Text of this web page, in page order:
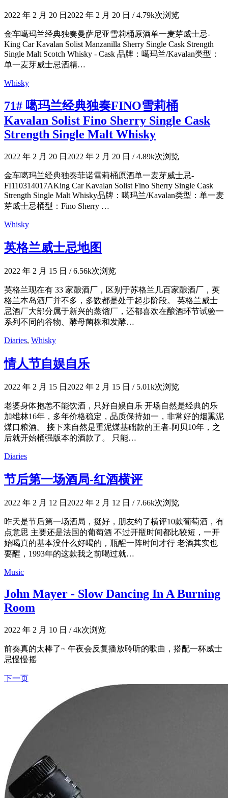
2022 年 2 月 20 日 2022 年 2 月 20 日 /4.79k次浏览
金车噶玛兰经典独奏曼萨尼亚雪莉桶原酒单一麦芽威士忌-
King Car Kavalan Solist Manzanilla Sherry Single Cask Strength
Single Malt Scotch Whisky - Cask 品牌：噶玛兰/Kavalan类型：
单一麦芽威士忌酒精…
Whisky
71# 噶玛兰经典独奏FINO雪莉桶
Kavalan Solist Fino Sherry Single Cask
Strength Single Malt Whisky
2022 年 2 月 20 日 2022 年 2 月 20 日 /4.89k次浏览
金车噶玛兰经典独奏菲诺雪莉桶原酒单一麦芽威士忌-
FI110314017AKing Car Kavalan Solist Fino Sherry Single Cask
Strength Single Malt Whisky品牌：噶玛兰/Kavalan类型：单一麦
芽威士忌桶型：Fino Sherry …
Whisky
英格兰威士忌地图
2022 年 2 月 15 日 /6.56k次浏览
英格兰现在有 33 家酿酒厂，区别于苏格兰几百家酿酒厂，英
格兰本岛酒厂并不多，多数都是处于起步阶段。 英格兰威士
忌酒厂大部分属于新兴的蒸馏厂，还都喜欢在酿酒环节试验一
系列不同的谷物、酵母菌株和发酵…
Diaries, Whisky
情人节自娱自乐
2022 年 2 月 15 日 2022 年 2 月 15 日 /5.01k次浏览
老婆身体抱恙不能饮酒，只好自娱自乐 开场自然是经典的乐
加维林16年，多年价格稳定，品质保持如一，非常好的烟熏泥
煤口粮酒。 接下来自然是重泥煤基础款的王者-阿贝10年，之
后就开始桶强版本的酒款了。 只能…
Diaries
节后第一场酒局-红酒横评
2022 年 2 月 12 日 2022 年 2 月 12 日 /7.66k次浏览
昨天是节后第一场酒局，挺好，朋友约了横评10款葡萄酒，有
点意思 主要还是法国的葡萄酒 不过开瓶时间都比较短，一开
始喝真的基本没什么好喝的，瓶醒一阵时间才行 老酒其实也
要醒，1993年的这款我之前喝过就…
Music
John Mayer - Slow Dancing In A Burning
Room
2022 年 2 月 10 日 /4k次浏览
前奏真的太棒了~ 午夜会反复播放聆听的歌曲，搭配一杯威士
忌慢慢摇
文
下一页